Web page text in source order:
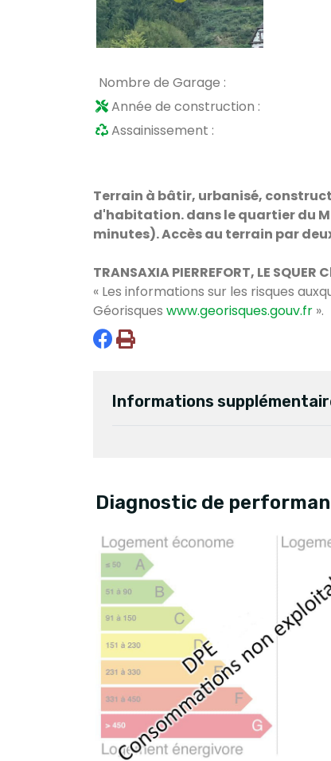
Nombre de Garage :
Année de construction :
Assainissement :
Terrain à bâtir, urbanisé,
d'habitation. dans le quartier du
minutes). Accès au terrain par
TRANSAXIA PIERREFORT, LE
« Les informations sur les risques
Géorisques www.georisques.gouv.fr ».
Informations
Diagnostic de